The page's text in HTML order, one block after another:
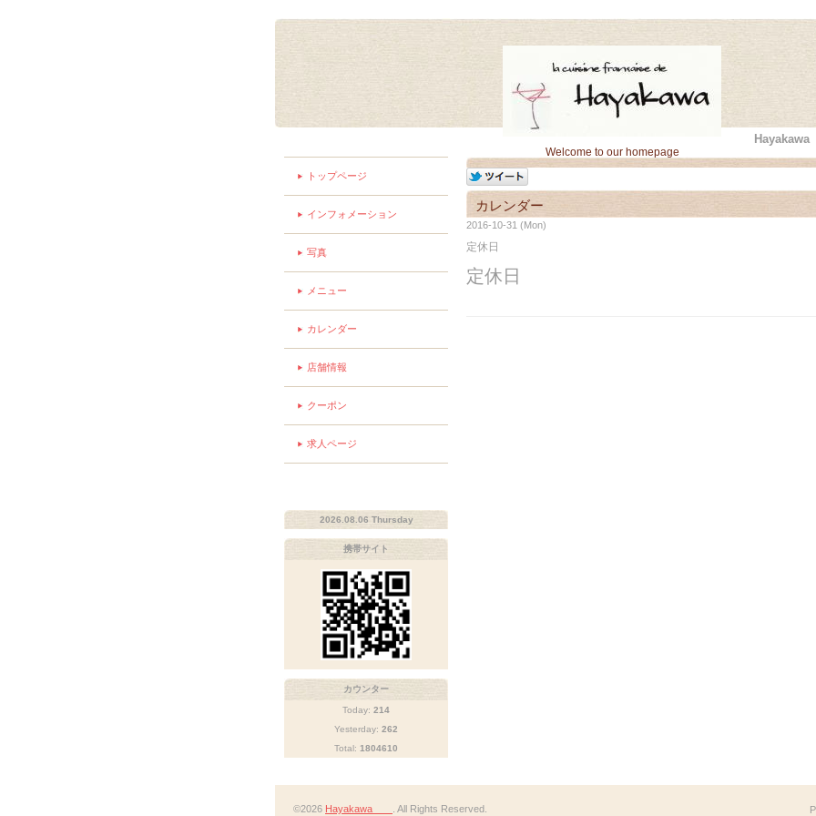
Welcome to our homepage
カレンダー
2016-10-31 (Mon)
定休日
定休日
トップページ
インフォメーション
写真
メニュー
カレンダー
店舗情報
クーポン
求人ページ
2026.08.06 Thursday
携帯サイト
カウンター
Today: 214
Yesterday: 262
Total: 1804610
©2026 Hayakawa . All Rights Reserved.